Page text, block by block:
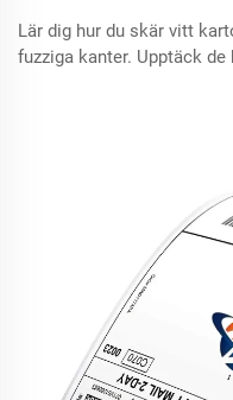
Lär dig hur du skär vitt
fuzziga kanter. Upptäck